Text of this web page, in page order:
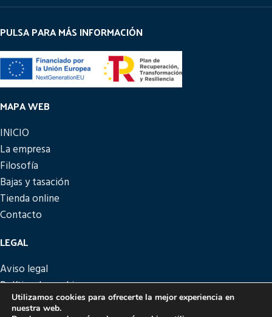
PULSA PARA MÁS INFORMACIÓN
MAPA WEB
INICIO
La empresa
Filosofía
Bajas y tasación
Tienda online
Contacto
LEGAL
Aviso legal
Política de cookies
Política de privacidad
Utilizamos cookies para ofrecerte la mejor experiencia en
nuestra web.